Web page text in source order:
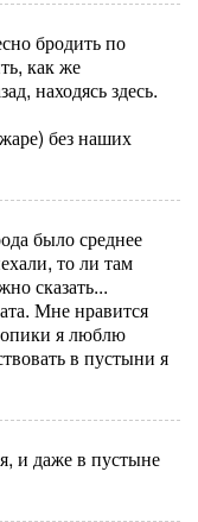
бродить по
как же
находясь здесь.
без наших
было среднее
то ли там
сказать...
Мне нравится
я люблю
в пустыни я
и даже в пустыне